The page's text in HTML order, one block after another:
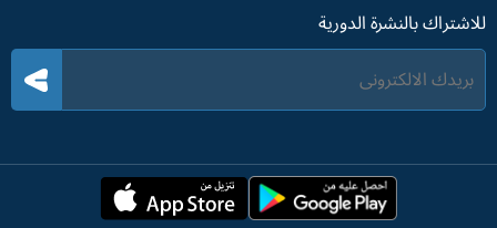
للاشتراك بالنشرة الدورية